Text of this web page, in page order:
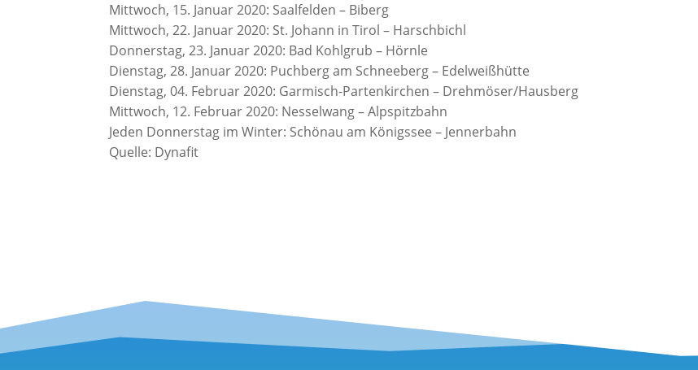
Mittwoch, 15. Januar 2020: Saalfelden – Biberg
Mittwoch, 22. Januar 2020: St. Johann in Tirol – Harschbichl
Donnerstag, 23. Januar 2020: Bad Kohlgrub – Hörnle
Dienstag, 28. Januar 2020: Puchberg am Schneeberg – Edelweißhütte
Dienstag, 04. Februar 2020: Garmisch-Partenkirchen – Drehmöser/Hausberg
Mittwoch, 12. Februar 2020: Nesselwang – Alpspitzbahn
Jeden Donnerstag im Winter: Schönau am Königssee – Jennerbahn
Quelle: Dynafit